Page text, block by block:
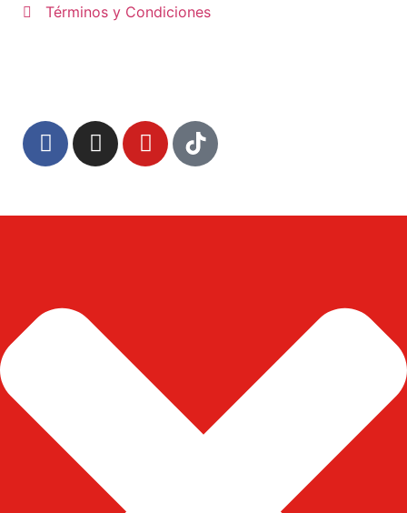
Términos y Condiciones